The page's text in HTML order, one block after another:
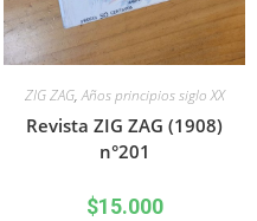
ZIG ZAG,Años principios siglo XX
Revista ZIG ZAG (1908)
n°201
$15.000